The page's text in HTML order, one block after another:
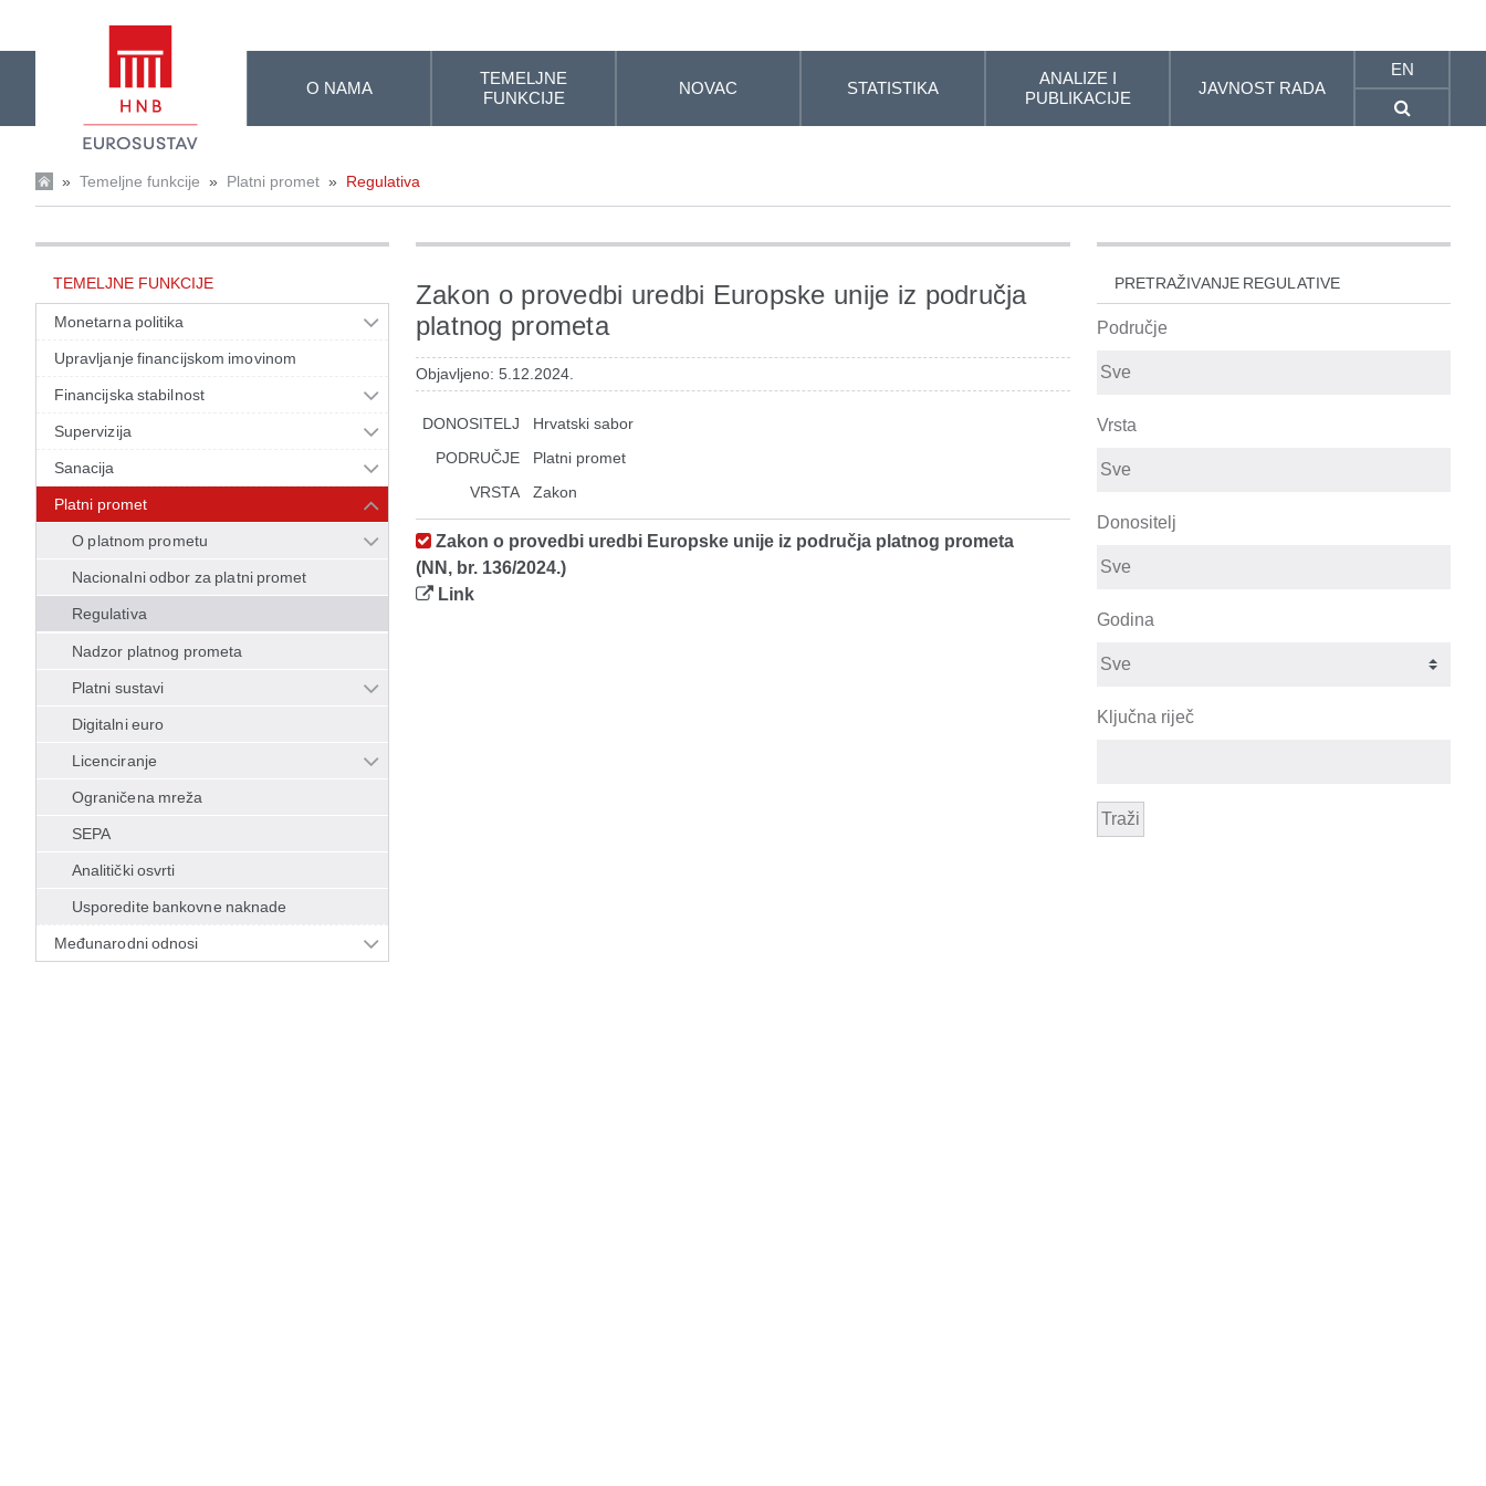
O NAMA
TEMELJNE
FUNKCIJE
NOVAC STATISTIKA
ANALIZE I
PUBLIKACIJE
JAVNOST RADA
EN
» Temeljne funkcije » Platni promet » Regulativa
TEMELJNE FUNKCIJE
Monetarna politika
Upravljanje financijskom imovinom
Financijska stabilnost
Supervizija
Sanacija
Platni promet
O platnom prometu
Nacionalni odbor za platni promet
Regulativa
Nadzor platnog prometa
Platni sustavi
Digitalni euro
Licenciranje
Ograničena mreža
SEPA
Analitički osvrti
Usporedite bankovne naknade
Međunarodni odnosi
Zakon o provedbi uredbi Europske unije iz područja
platnog prometa
Objavljeno: 5.12.2024.
DONOSITELJ
Hrvatski sabor
PODRUČJE
Platni promet
VRSTA
Zakon
Zakon o provedbi uredbi Europske unije iz područja platnog prometa
(NN, br. 136/2024.)
Link
PRETRAŽIVANJE REGULATIVE
Područje
Vrsta
Donositelj
Godina
Ključna riječ
Traži